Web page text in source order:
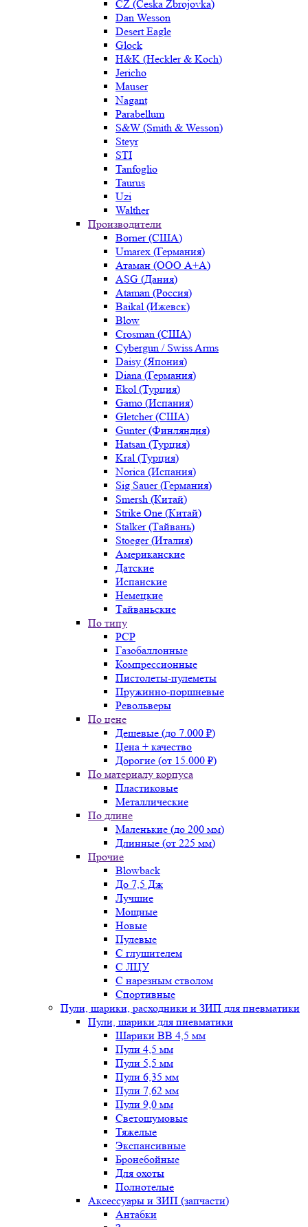
CZ (Ceska Zbrojovka)
Dan Wesson
Desert Eagle
Glock
H&K (Heckler & Koch)
Jericho
Mauser
Nagant
Parabellum
S&W (Smith & Wesson)
Steyr
STI
Tanfoglio
Taurus
Uzi
Walther
Производители
Borner (США)
Umarex (Германия)
Атаман (ООО А+А)
ASG (Дания)
Ataman (Россия)
Baikal (Ижевск)
Blow
Crosman (США)
Cybergun / Swiss Arms
Daisy (Япония)
Diana (Германия)
Ekol (Турция)
Gamo (Испания)
Gletcher (США)
Gunter (Финляндия)
Hatsan (Турция)
Kral (Турция)
Norica (Испания)
Sig Sauer (Германия)
Smersh (Китай)
Strike One (Китай)
Stalker (Тайвань)
Stoeger (Италия)
Американские
Датские
Испанские
Немецкие
Тайваньские
По типу
PCP
Газобаллонные
Компрессионные
Пистолеты-пулеметы
Пружинно-поршневые
Револьверы
По цене
Дешевые (до 7.000 ₽)
Цена + качество
Дорогие (от 15.000 ₽)
По материалу корпуса
Пластиковые
Металлические
По длине
Маленькие (до 200 мм)
Длинные (от 225 мм)
Прочие
Blowback
До 7,5 Дж
Лучшие
Мощные
Новые
Пулевые
С глушителем
С ЛЦУ
С нарезным стволом
Спортивные
Пули, шарики, расходники и ЗИП для пневматики
Пули, шарики для пневматики
Шарики BB 4,5 мм
Пули 4,5 мм
Пули 5,5 мм
Пули 6,35 мм
Пули 7,62 мм
Пули 9,0 мм
Светошумовые
Тяжелые
Экспансивные
Бронебойные
Для охоты
Полнотелые
Аксессуары и ЗИП (запчасти)
Антабки